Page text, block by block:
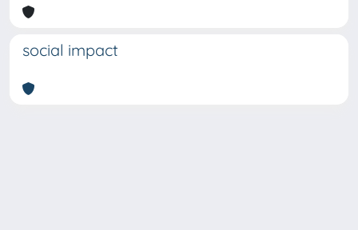
social impact